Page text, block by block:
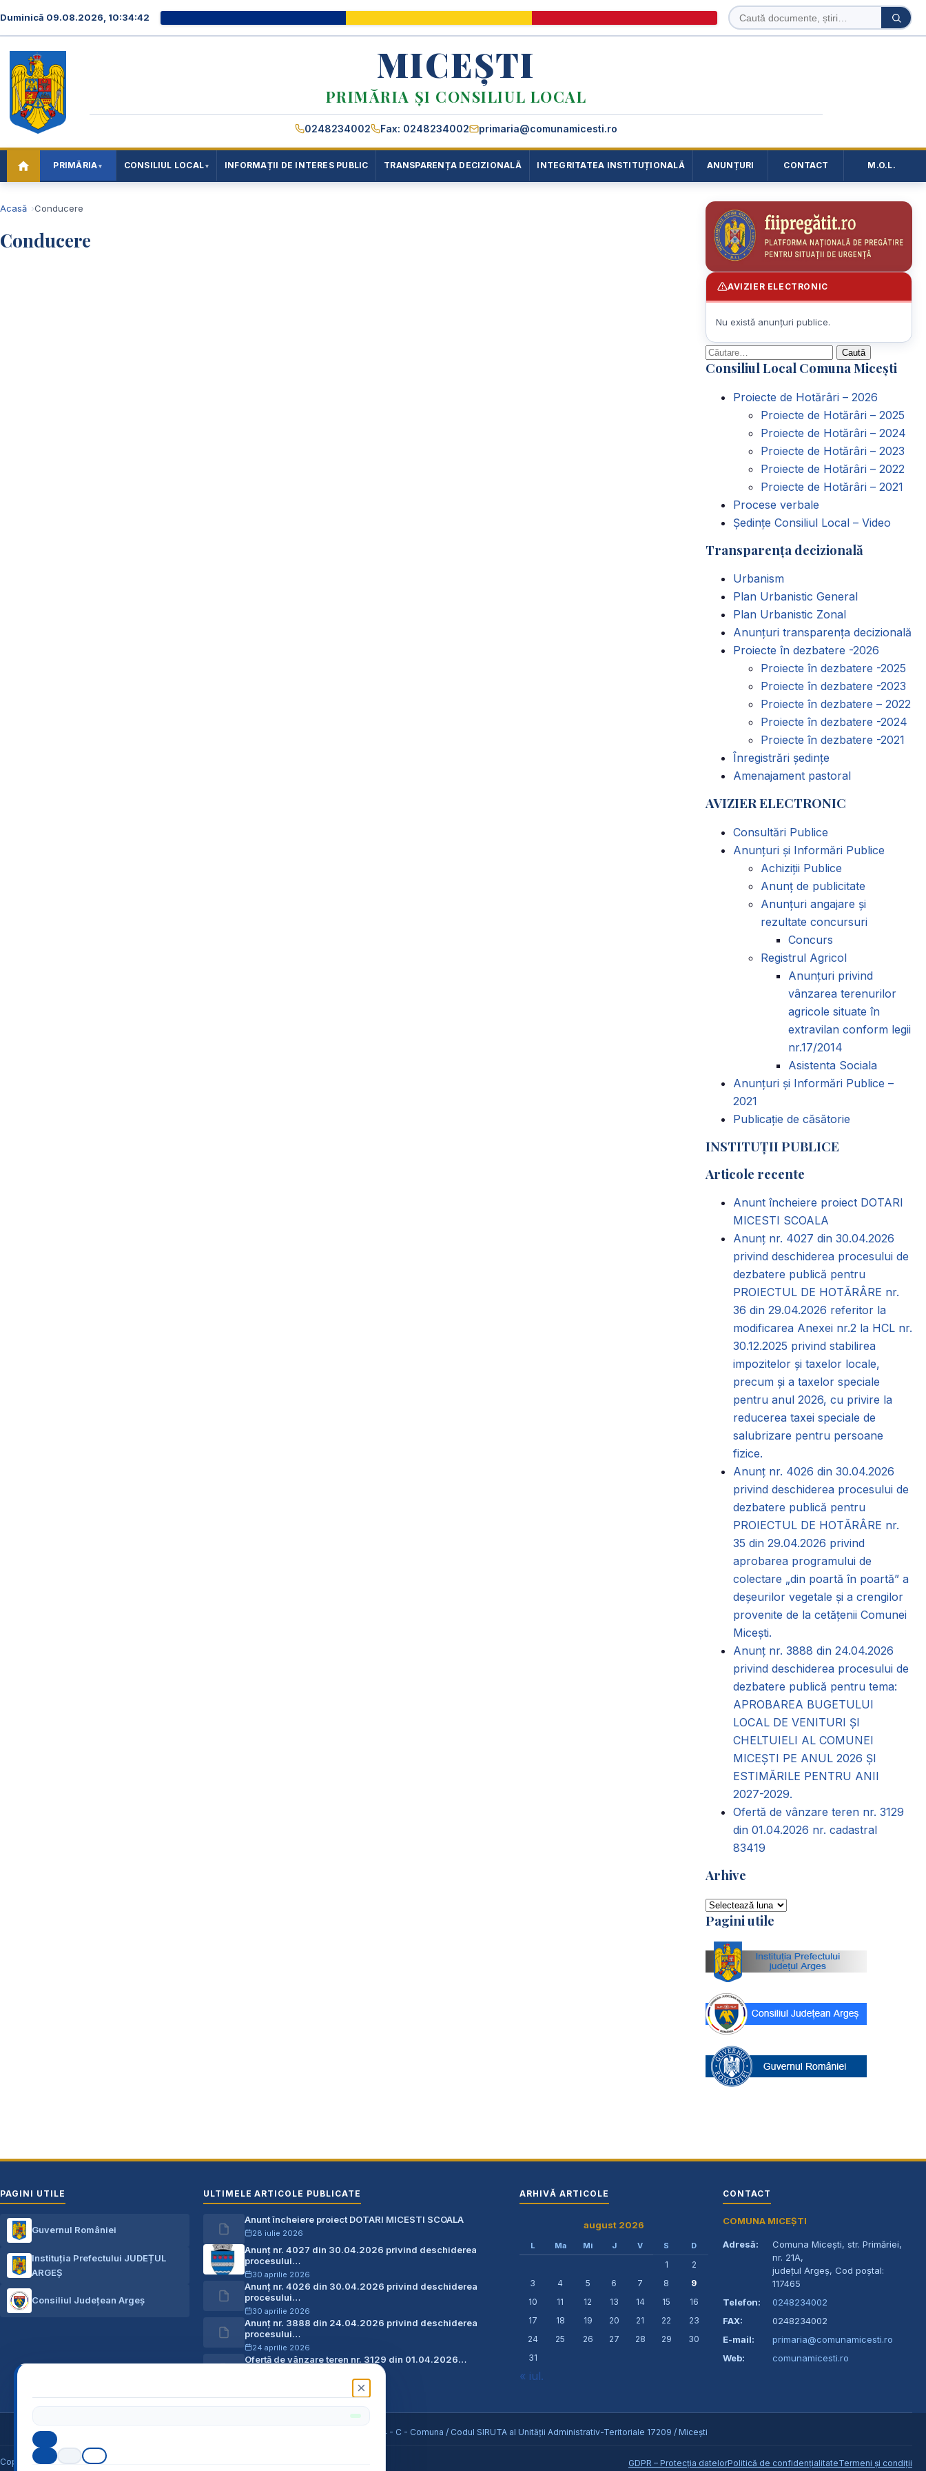
Duminică 09.08.2026, 10:34:42
Caută
în
Caută
MICEȘTI
PRIMĂRIA ȘI CONSILIUL LOCAL
0248234002 Fax: 0248234002 primaria@comunamicesti.ro
PRIMĂRIA CONSILIUL LOCAL INFORMAȚII DE INTERES PUBLIC TRANSPARENȚA DECIZIONALĂ INTEGRITATEA INSTITUȚIONALĂ ANUNȚURI CONTACT M.O.L.
Acasă Conducere
Conducere
AVIZIER ELECTRONIC
Nu există anunțuri publice.
Caută
după:
Consiliul Local Comuna Micești
Proiecte de Hotărâri – 2026
Proiecte de Hotărâri – 2025
Proiecte de Hotărâri – 2024
Proiecte de Hotărâri – 2023
Proiecte de Hotărâri – 2022
Proiecte de Hotărâri – 2021
Procese verbale
Ședințe Consiliul Local – Video
Transparența decizională
Urbanism
Plan Urbanistic General
Plan Urbanistic Zonal
Anunțuri transparența decizională
Proiecte în dezbatere -2026
Proiecte în dezbatere -2025
Proiecte în dezbatere -2023
Proiecte în dezbatere – 2022
Proiecte în dezbatere -2024
Proiecte în dezbatere -2021
Înregistrări ședințe
Amenajament pastoral
AVIZIER ELECTRONIC
Consultări Publice
Anunțuri și Informări Publice
Achiziții Publice
Anunț de publicitate
Anunțuri angajare și
rezultate concursuri
Concurs
Registrul Agricol
Anunţuri privind
vânzarea terenurilor
agricole situate în
extravilan conform legii
nr.17/2014
Asistenta Sociala
Anunțuri și Informări Publice –
2021
Publicație de căsătorie
INSTITUȚII PUBLICE
Articole recente
Anunt încheiere proiect DOTARI
MICESTI SCOALA
Anunț nr. 4027 din 30.04.2026
privind deschiderea procesului de
dezbatere publică pentru
PROIECTUL DE HOTĂRÂRE nr.
36 din 29.04.2026 referitor la
modificarea Anexei nr.2 la HCL nr.
30.12.2025 privind stabilirea
impozitelor și taxelor locale,
precum și a taxelor speciale
pentru anul 2026, cu privire la
reducerea taxei speciale de
salubrizare pentru persoane
fizice.
Anunț nr. 4026 din 30.04.2026
privind deschiderea procesului de
dezbatere publică pentru
PROIECTUL DE HOTĂRÂRE nr.
35 din 29.04.2026 privind
aprobarea programului de
colectare „din poartă în poartă” a
deșeurilor vegetale și a crengilor
provenite de la cetățenii Comunei
Micești.
Anunț nr. 3888 din 24.04.2026
privind deschiderea procesului de
dezbatere publică pentru tema:
APROBAREA BUGETULUI
LOCAL DE VENITURI ȘI
CHELTUIELI AL COMUNEI
MICEȘTI PE ANUL 2026 ȘI
ESTIMĂRILE PENTRU ANII
2027-2029.
Ofertă de vânzare teren nr. 3129
din 01.04.2026 nr. cadastral
83419
Arhive
Arhive
Pagini utile
PAGINI UTILE
Guvernul României
Instituția Prefectului JUDEȚUL
ARGEȘ
Consiliul Județean Argeș
ULTIMELE ARTICOLE PUBLICATE
Anunt încheiere proiect DOTARI MICESTI SCOALA
28 iulie 2026
Anunț nr. 4027 din 30.04.2026 privind deschiderea
procesului…
30 aprilie 2026
Anunț nr. 4026 din 30.04.2026 privind deschiderea
procesului…
30 aprilie 2026
Anunț nr. 3888 din 24.04.2026 privind deschiderea
procesului…
24 aprilie 2026
Ofertă de vânzare teren nr. 3129 din 01.04.2026…
ARHIVĂ ARTICOLE
august 2026
L Ma Mi J V S D
1
2
3
4 5 6 7 8
9
10
11 12 13 14 15
16
17
18 19 20 21 22
23
24
25 26 27 28 29
30
31
« iul.
CONTACT
COMUNA MICEȘTI
Adresă:
Comuna Micești, str. Primăriei,
nr. 21A,
județul Argeș, Cod poștal:
117465
Telefon:
0248234002
FAX:
0248234002
E-mail:
primaria@comunamicesti.ro
Web:
comunamicesti.ro
Cod Județ 03 / Județul Argeș / Tipul UAT - 14 - C - Comuna / Codul SIRUTA al Unității Administrativ-Teritoriale 17209 / Micești
Copyright © 2026 U.A.T. Comuna Micești GDPR – Protecția datelorPolitică de confidențialitateTermeni și condiții
×